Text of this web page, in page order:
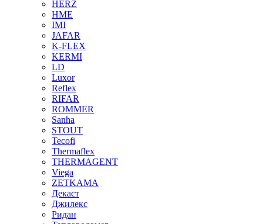
HERZ
HME
IMI
JAFAR
K-FLEX
KERMI
LD
Luxor
Reflex
RIFAR
ROMMER
Sanha
STOUT
Tecofi
Thermaflex
THERMAGENT
Viega
ZETKAMA
Декаст
Джилекс
Ридан